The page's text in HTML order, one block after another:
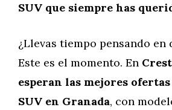
SUV que siempre has
¿Llevas tiempo pensando en
Este es el momento. En
esperan las mejores
SUV en Granada, con